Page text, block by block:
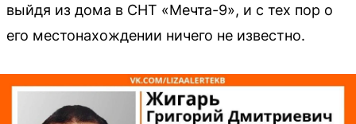
выйдя из дома в СНТ «Мечта-9», и с тех пор о
его местонахождении ничего не известно.